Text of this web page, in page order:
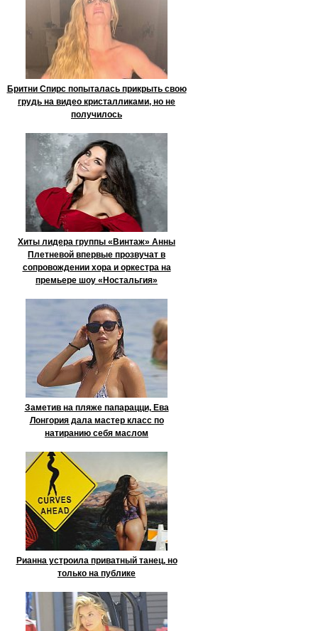
Бритни Спирс попыталась прикрыть свою
грудь на видео кристалликами, но не
получилось
Хиты лидера группы «Винтаж» Анны
Плетневой впервые прозвучат в
сопровождении хора и оркестра на
премьере шоу «Ностальгия»
Заметив на пляже папарацци, Ева
Лонгория дала мастер класс по
натиранию себя маслом
Рианна устроила приватный танец, но
только на публике